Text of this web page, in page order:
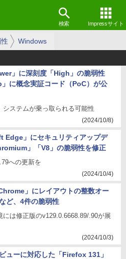
検索 Impressサイト
Windows
」に深刻度「High」の脆弱性
に概念実証コード（PoC）が公
システムが乗っ取られる可能性
(2024/10/8)
Edge」にセキュリティアップデ
」「V8」の脆弱性を修正
への更新を
(2024/10/4)
」にレイアウトの整数オー
ど、4件の脆弱性
には修正版のv129.0.6668.89/.90が展
(2024/10/3)
ューに対応した「Firefox 131」